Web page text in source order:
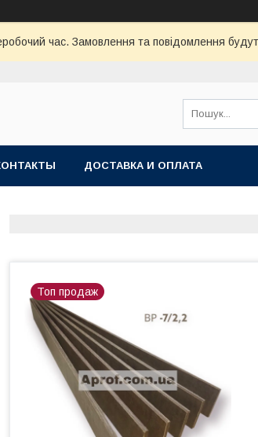
час. Замовлення та повідомлення
ДОСТАВКА И ОПЛАТА
Топ продаж